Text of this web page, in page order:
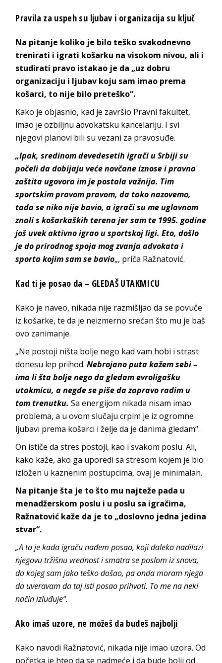
Pravila za uspeh su ljubav i organizacija su ključ
Na pitanje koliko je bilo teško svakodnevno
trenirati i igrati košarku na visokom nivou, ali i
studirati pravo istakao je da „uz dobru
organizaciju i ljubav koju sam imao prema
košarci, to nije bilo preteško“.
Kako je objasnio, kad je završio Pravni fakultet,
imao je ozbiljnu advokatsku kancelariju. I svi
njegovi planovi bili su vezani za pravosuđe.
„Ipak, sredinom devedesetih igrači u Srbiji su
počeli da dobijaju veće novčane iznose i pravna
zaštita ugovora im je postala važnija. Tim
sportskim pravom pravom, da tako nazovemo,
tada se niko nije bavio, a igrači su me uglavnom
znali s košarkaških terena jer sam te 1995. godine
još uvek aktivno igrao u sportskoj ligi. Eto, došlo
je do prirodnog spoja mog zvanja advokata i
sporta kojim sam se bavio„, priča Ražnatović.
Kad ti je posao da – GLEDAŠ UTAKMICU
Kako je naveo, nikada nije razmišljao da se povuče
iz košarke, te da je neizmerno srećan što mu je baš
ovo zanimanje.
„Ne postoji ništa bolje nego kad vam hobi i strast
donesu lep prihod.Nebrojano puta kažem sebi –
ima li šta bolje nego da gledam evroligašku
utakmicu, a negde se piše da zapravo radim u
tom trenutku. Sa energijom nikada nisam imao
problema, a u ovom slučaju crpim je iz ogromne
ljubavi prema košarci i želje da je danima gledam“.
On ističe da stres postoji, kao i svakom poslu. Ali,
kako kaže, ako ga uporedi sa stresom kojem je bio
izložen u kaznenim postupcima, ovaj je minimalan.
Na pitanje šta je to što mu najteže pada u
menadžerskom poslu i u poslu sa igračima,
Ražnatović kaže da je to „doslovno jedna jedina
stvar“.
„A to je kada igraču nađem posao, koji daleko nadilazi
njegovu tržišnu vrednost i smatra se poslom iz snova,
do kojeg sam jako teško došao, pa onda moram njega
da uveravam da taj isti posao prihvati. To me na neki
način izluđuje“.
Ako imaš uzore, ne možeš da budeš najbolji
Kako navodi Ražnatović, nikada nije imao uzora. Od
početka je hteo da se nadmeće i da bude bolji od